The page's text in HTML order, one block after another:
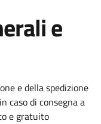
e
e della spedizione
caso di consegna a
e gratuito